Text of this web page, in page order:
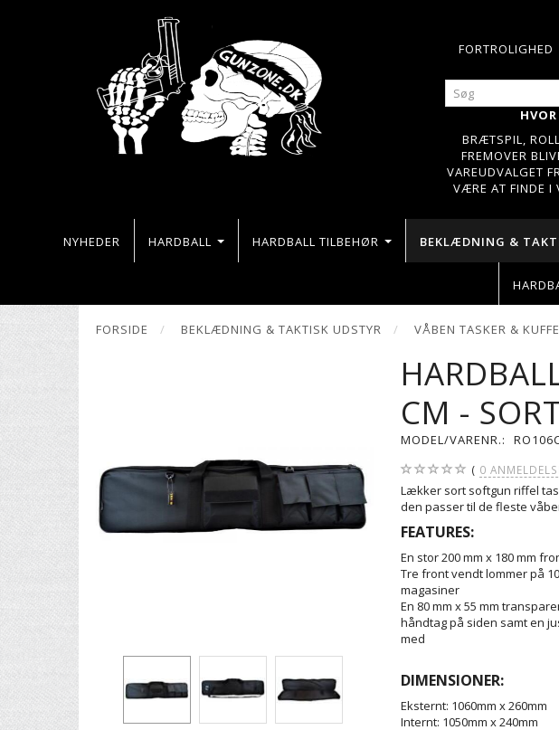
FORTROLIGHED
BRÆTSPIL,
FREMOVER
VAREUDVALGET
VÆRE AT FINDE I
NYHEDER HARDBALL HARDBALL TILBEHØR BEKLÆDNING &
FORSIDE BEKLÆDNING & TAKTISK UDSTYR VÅBEN TASKER &
CM -
MODEL/VARENR.:
0
Lækker sort softgun riffel
den passer til de fleste
FEATURES:
En stor 200 mm x 180 mm
Tre front vendt lommer på
magasiner
En 80 mm x 55 mm
håndtag på siden samt en
med
DIMENSIONER:
Eksternt: 1060mm x 260mm
Internt: 1050mm x 240mm